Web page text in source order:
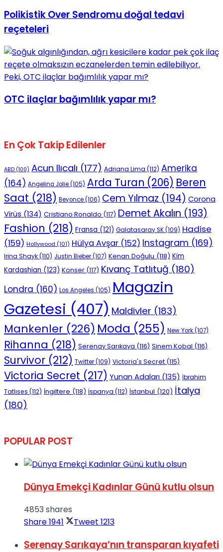
Polikistik Over Sendromu doğal tedavi
reçeteleri
OTC ilaçlar bağımlılık yapar mı?
En Çok Takip Edilenler
ABD (100) Acun Ilıcalı (177) Adriana Lima (112) Amerika
(164) Angelina Jolie(105) Arda Turan (206) Beren
Saat (218) Beyonce(106) Cem Yılmaz (194) Corona
Virüs (134) Cristiano Ronaldo (117) Demet Akalın (193)
Fashion (218) Fransa (121) Galatasaray SK(109) Hadise
(159) Hollywood (101) Hülya Avşar (152) Instagram (169)
Irina Shayk(110) Justin Bieber(107) Kenan Doğulu (118) Kim
Kardashian (123) Konser (117) Kıvanç Tatlıtuğ(180)
Londra (160) Los Angeles (105) Magazin
Gazetesi (407) Maldivler(183)
Mankenler (226) Moda (255) New York(107)
Rihanna (218) Serenay Sarıkaya (116) Sinem Kobal (116)
Survivor (212) Twitter(109) Victoria's Secret (115)
Victoria Secret (217) Yunan Adaları (135) İbrahim
Tatlıses (112) İngiltere (118) İspanya (112) İstanbul (120) İtalya
(180)
POPULAR POST
Dünya Emekçi Kadınlar Günü kutlu olsun
4853 shares
Share1941 Tweet 1213
Serenay Sarıkaya’nın transparan kıyafeti